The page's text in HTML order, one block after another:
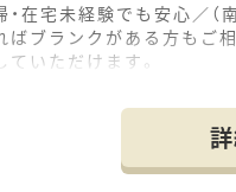
在宅未経験でも安心／（
ばブランクがある方もご
いただけます。
需状況について】
徒歩8分と通勤しやすく、
ックから内科や循環器科
えて居宅の患者様への在